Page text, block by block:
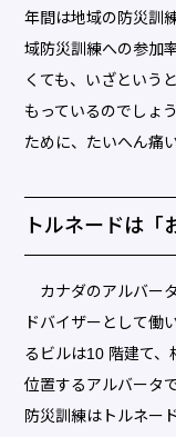
年間は地域の防災訓
域防災訓練への参加
くても、いざという
もっているのでしょ
ために、たいへん痛
トルネードは「
カナダのアルバー
ドバイザーとして働
るビルは10 階建て、
位置するアルバータ
防災訓練はトルネー